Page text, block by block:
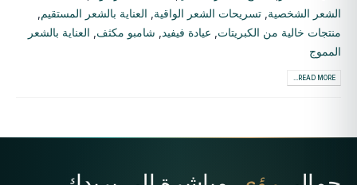
الشعر الشخصية تسريحات الشعر الواقية العناية بالشعر المستقيم
منتجات خالية من الكبريتات
عيادة فيفيد شامبو مكثف
العناية بالشعر
المموج
READ MORE...